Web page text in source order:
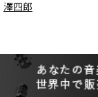
澤四郎